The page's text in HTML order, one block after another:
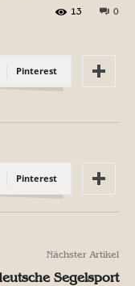
0
13
Pinterest
Pinterest
Nächster Artikel
Segelsport